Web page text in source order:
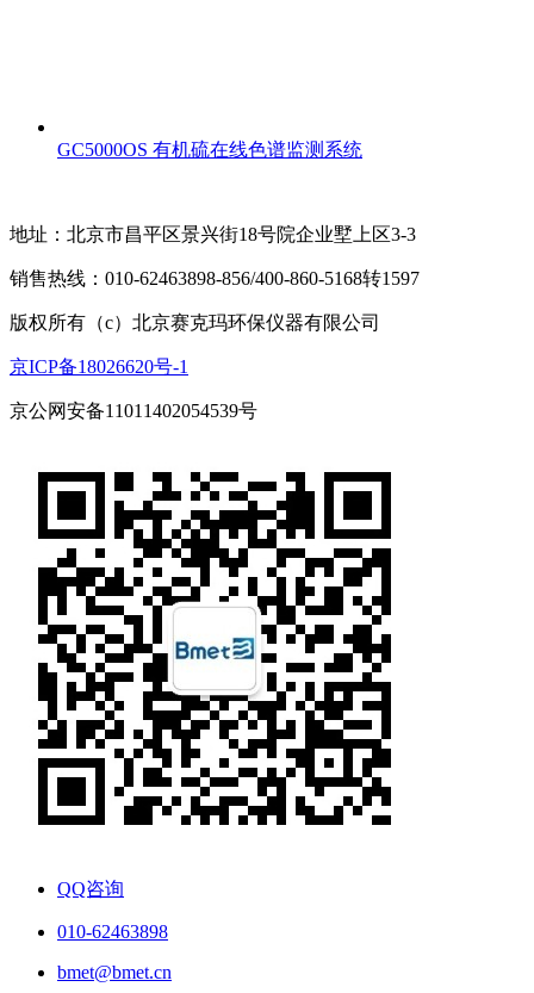
GC5000OS 有机硫在线色谱监测系统
地址：北京市昌平区景兴街18号院企业墅上区3-3
销售热线：010-62463898-856/400-860-5168转1597
版权所有（c）北京赛克玛环保仪器有限公司
京ICP备18026620号-1
京公网安备11011402054539号
QQ咨询
010-62463898
bmet@bmet.cn